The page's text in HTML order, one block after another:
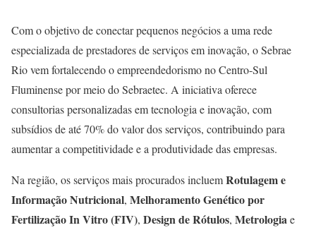
Com o objetivo de conectar pequenos negócios a uma rede
especializada de prestadores de serviços em inovação, o Sebrae
Rio vem fortalecendo o empreendedorismo no Centro-Sul
Fluminense por meio do Sebraetec. A iniciativa oferece
consultorias personalizadas em tecnologia e inovação, com
subsídios de até 70% do valor dos serviços, contribuindo para
aumentar a competitividade e a produtividade das empresas.
Na região, os serviços mais procurados incluemRotulagem e
Informação Nutricional, Melhoramento Genético por
Fertilização In Vitro (FIV), Design de Rótulos, Metrologiae